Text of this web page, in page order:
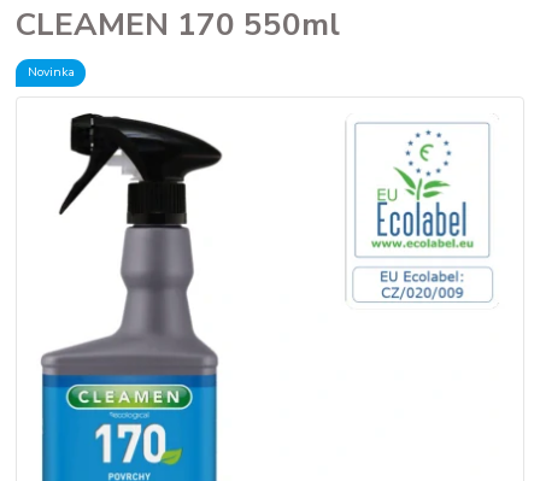
CLEAMEN 170 550ml
Novinka